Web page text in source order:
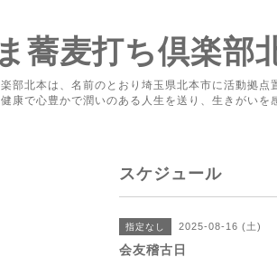
蕎麦打ち倶楽部
部北本は、名前のとおり埼玉県北本市に活動拠
康で心豊かで潤いのある人生を送り、生きがい
スケジュール
指定なし 2025-08-16 (土)
会友稽古日